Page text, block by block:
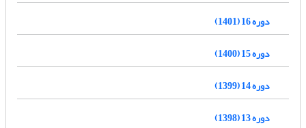
دوره 16 (1401)
دوره 15 (1400)
دوره 14 (1399)
دوره 13 (1398)